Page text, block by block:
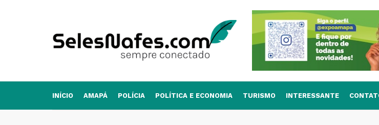
INÍCIO AMAPÁ POLÍCIA POLÍTICA E ECONOMIA TURISMO INTERESSANTE